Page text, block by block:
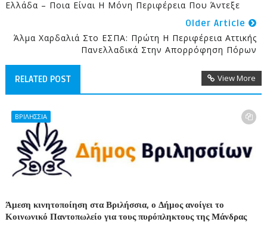
Ελλάδα – Ποια Είναι Η Μόνη Περιφέρεια Που Άντεξε
Older Article
Άλμα Χαρδαλιά Στο ΕΣΠΑ: Πρώτη Η Περιφέρεια Αττικής
Πανελλαδικά Στην Απορρόφηση Πόρων
RELATED POST View More
ΒΡΙΛΗΣΣΙΑ
Άμεση κινητοποίηση στα Βριλήσσια, ο Δήμος ανοίγει το
Κοινωνικό Παντοπωλείο για τους πυρόπληκτους της Μάνδρας